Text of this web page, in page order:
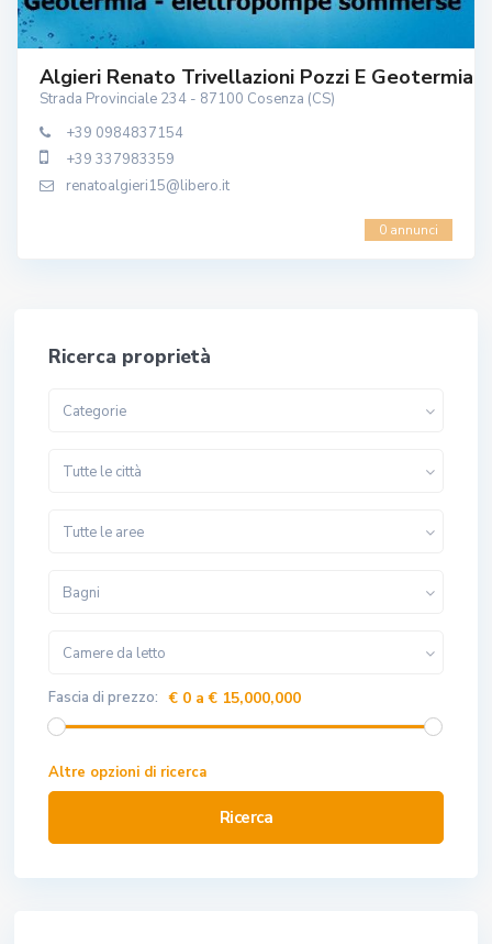
Algieri Renato Trivellazioni Pozzi E Geotermia
Strada Provinciale 234 - 87100 Cosenza (CS)
+39 0984837154
+39 337983359
renatoalgieri15@libero.it
0 annunci
Ricerca proprietà
Categorie
Tutte le città
Tutte le aree
Bagni
Camere da letto
Fascia di prezzo: € 0 a € 15,000,000
Altre opzioni di ricerca
Ricerca